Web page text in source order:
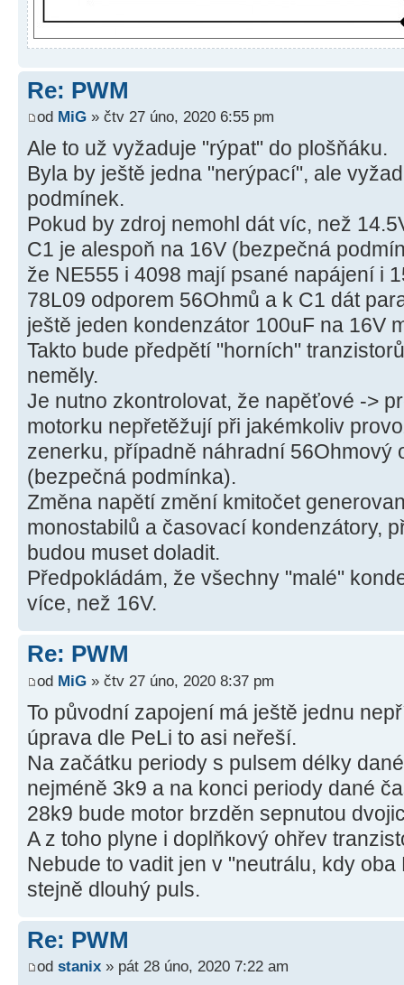
Re: PWM
od MiG » čtv 27 úno, 2020 6:55 pm
Ale to už vyžaduje "rýpat" do plošňáku.
Byla by ještě jedna "nerýpací", ale
podmínek.
Pokud by zdroj nemohl dát víc, než
C1 je alespoň na 16V (bezpečná
že NE555 i 4098 mají psané napájení i
78L09 odporem 56Ohmů a k C1 dát
ještě jeden kondenzátor 100uF na 16V
Takto bude předpětí "horních"
neměly.
Je nutno zkontrolovat, že napěťové ->
motorku nepřetěžují při jakémkoliv
zenerku, případně náhradní 56Ohmový
(bezpečná podmínka).
Změna napětí změní kmitočet
monostabilů a časovací kondenzátory,
budou muset doladit.
Předpokládám, že všechny "malé"
více, než 16V.
Re: PWM
od MiG » čtv 27 úno, 2020 8:37 pm
To původní zapojení má ještě jednu
úprava dle PeLi to asi neřeší.
Na začátku periody s pulsem délky
nejméně 3k9 a na konci periody dané
28k9 bude motor brzděn sepnutou
A z toho plyne i doplňkový ohřev
Nebude to vadit jen v "neutrálu, kdy
stejně dlouhý puls.
Re: PWM
od stanix » pát 28 úno, 2020 7:22 am